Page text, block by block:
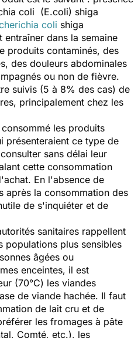
coli (E.coli) shiga
coli shiga
entraîner dans la semaine
produits contaminés, des
des douleurs abdominales
ou non de fièvre.
suivis (5 à 8% des cas) de
principalement chez les
les produits
présenteraient ce type de
sans délai leur
cette consommation
En l'absence de
après la consommation des
de s'inquiéter et de
sanitaires rappellent
populations plus sensibles
âgées ou
enceintes, il est
(70°C) les viandes
de viande hachée. Il faut
de lait cru et de
les fromages à pâte
Comté, etc.), les